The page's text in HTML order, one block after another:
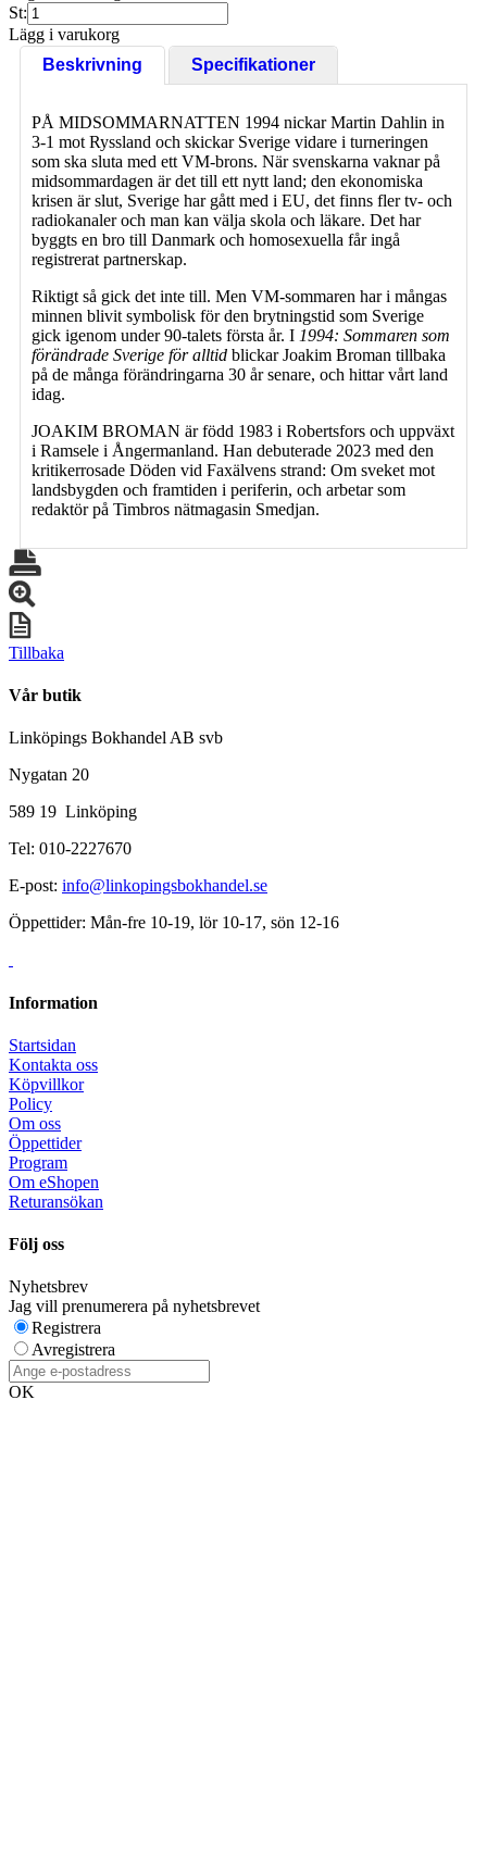
St:
Lägg i varukorg
Beskrivning
Specifikationer
PÅ MIDSOMMARNATTEN 1994 nickar Martin Dahlin in
3-1 mot Ryssland och skickar Sverige vidare i turneringen
som ska sluta med ett VM-brons. När svenskarna vaknar på
midsommardagen är det till ett nytt land; den ekonomiska
krisen är slut, Sverige har gått med i EU, det finns fler tv- och
radiokanaler och man kan välja skola och läkare. Det har
byggts en bro till Danmark och homosexuella får ingå
registrerat partnerskap.
Riktigt så gick det inte till. Men VM-sommaren har i mångas
minnen blivit symbolisk för den brytningstid som Sverige
gick igenom under 90-talets första år. I 1994: Sommaren som
förändrade Sverige för alltid blickar Joakim Broman tillbaka
på de många förändringarna 30 år senare, och hittar vårt land
idag.
JOAKIM BROMAN är född 1983 i Robertsfors och uppväxt
i Ramsele i Ångermanland. Han debuterade 2023 med den
kritikerrosade Döden vid Faxälvens strand: Om sveket mot
landsbygden och framtiden i periferin, och arbetar som
redaktör på Timbros nätmagasin Smedjan.
Tillbaka
Vår butik
Linköpings Bokhandel AB svb
Nygatan 20
589 19 Linköping
Tel: 010-2227670
E-post: info@linkopingsbokhandel.se
Öppettider: Mån-fre 10-19, lör 10-17, sön 12-16
Information
Startsidan
Kontakta oss
Köpvillkor
Policy
Om oss
Öppettider
Program
Om eShopen
Returansökan
Följ oss
Nyhetsbrev
Jag vill prenumerera på nyhetsbrevet
Registrera
Avregistrera
OK